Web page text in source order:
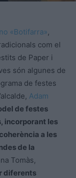
«Botifarra»,
com el
de Paper i
són algunes de
de festes
Adam
de festes
incorporant les
a les
de la
Tomàs,
diferents